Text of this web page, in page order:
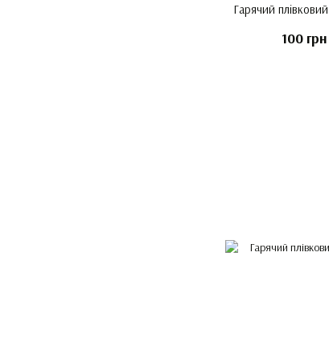
Гарячий
100 грн